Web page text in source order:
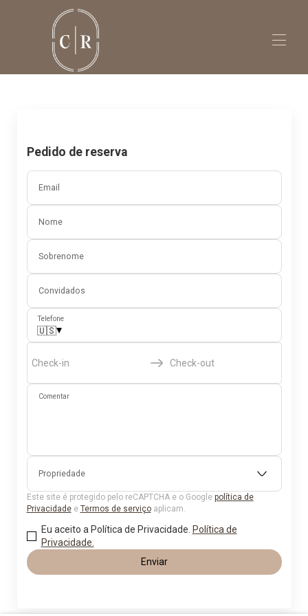
Casa Dona Adelaide
Pedido de reserva
Email
Nome
Sobrenome
Convidados
Telefone
🇺🇸▾
Check-in Check-out
Comentar
Propriedade
Este site é protegido pelo reCAPTCHA e o Google política de
Privacidadee Termos de serviçoaplicam.
Eu aceito a Política de Privacidade. Política de
Privacidade.
Enviar